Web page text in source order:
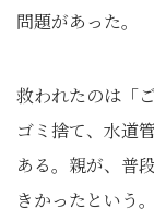
問題があった。
救われたのは「
ゴミ捨て、水道
ある。親が、普
きかったという